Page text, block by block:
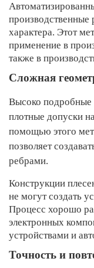
производственные
характера. Этот
применение в
также в
Сложная
Высоко
плотные допуски
помощью этого
позволяет
ребрами.
Конструкции
не могут создать
Процесс хорошо
электронных
устройствами и
Точность и